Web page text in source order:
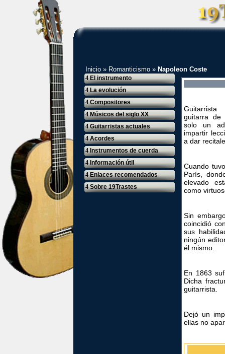
Inicio » Romanticismo » Napoleon Coste
4El instrumento
4La evolución
4Compositores
4Músicos del siglo XX
4Guitarristas actuales
4Acordes
4Instrumentos de cuerda
4Información útil
4Enlaces recomendados
4Sobre 19Trastes
guitarra de
solo un
impartir
a dar
Cuando
París,
elevado
como
Sin
coincidió
sus
ningún
él mismo.
En 1863
Dicha
guitarrista.
Dejó un
ellas no